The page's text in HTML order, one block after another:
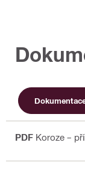
PDF Koroze –